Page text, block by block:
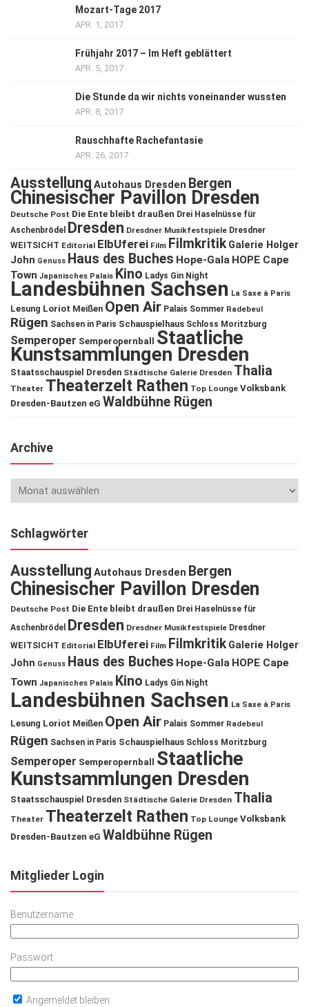
Mozart-Tage 2017
APR. 1, 2017
Frühjahr 2017 – Im Heft geblättert
APR. 5, 2017
Die Stunde da wir nichts voneinander wussten
APR. 8, 2017
Rauschhafte Rachefantasie
APR. 26, 2017
Ausstellung Autohaus Dresden Bergen
Chinesischer Pavillon Dresden
Deutsche Post Die Ente bleibt draußen Drei Haselnüsse für
Aschenbrödel
Dresden Dresdner Musikfestspiele Dresdner
WEITSICHT Editorial ElbUferei Film Filmkritik Galerie Holger
John Genuss Haus des Buches Hope-Gala HOPE Cape
Town Japanisches Palais Kino Ladys Gin Night
Landesbühnen Sachsen La Saxe à Paris
Lesung Loriot Meißen Open Air Palais Sommer Radebeul
Rügen Sachsen in Paris Schauspielhaus Schloss Moritzburg
Semperoper Semperopernball Staatliche
Kunstsammlungen Dresden
Staatsschauspiel Dresden Städtische Galerie Dresden Thalia
Theater Theaterzelt Rathen Top Lounge Volksbank
Dresden-Bautzen eG Waldbühne Rügen
Archive
Schlagwörter
Ausstellung Autohaus Dresden Bergen
Chinesischer Pavillon Dresden
Deutsche Post Die Ente bleibt draußen Drei Haselnüsse für
Aschenbrödel
Dresden Dresdner Musikfestspiele Dresdner
WEITSICHT Editorial ElbUferei Film Filmkritik Galerie Holger
John Genuss Haus des Buches Hope-Gala HOPE Cape
Town Japanisches Palais Kino Ladys Gin Night
Landesbühnen Sachsen La Saxe à Paris
Lesung Loriot Meißen Open Air Palais Sommer Radebeul
Rügen Sachsen in Paris Schauspielhaus Schloss Moritzburg
Semperoper Semperopernball
Staatliche
Kunstsammlungen Dresden
Staatsschauspiel Dresden Städtische Galerie Dresden Thalia
Theater Theaterzelt Rathen Top Lounge Volksbank
Dresden-Bautzen eG Waldbühne Rügen
Mitglieder Login
Benutzername
Passwort
Angemeldet bleiben